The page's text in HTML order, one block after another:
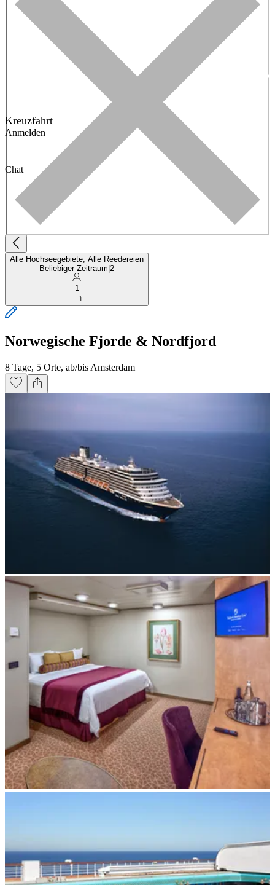
Kreuzfahrt
Anmelden
Chat
Alle Hochseegebiete, Alle Reedereien
Beliebiger Zeitraum 2
1
Norwegische Fjorde & Nordfjord
8 Tage, 5 Orte, ab/bis Amsterdam